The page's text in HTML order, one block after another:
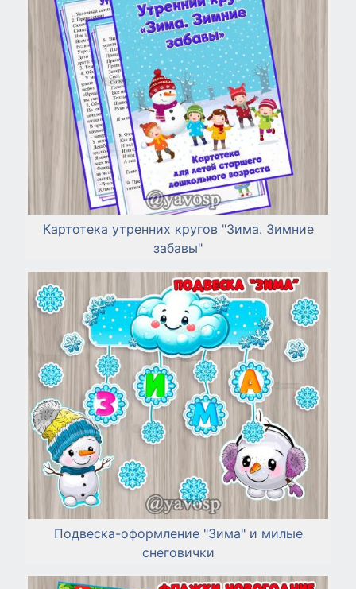
Картотека утренних кругов "Зима. Зимние
забавы"
Подвеска-оформление "Зима" и милые
снеговички